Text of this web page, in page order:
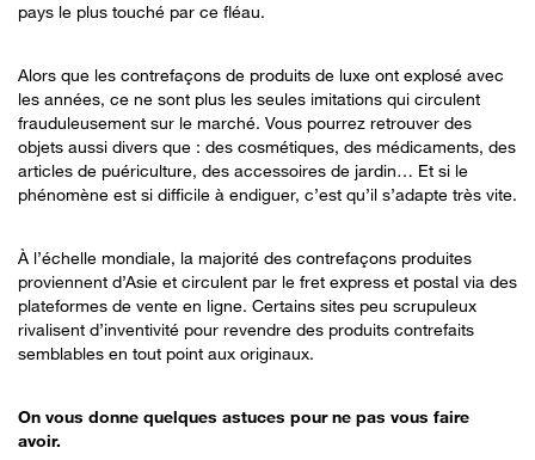
pays le plus touché par ce fléau.
Alors que les contrefaçons de produits de luxe ont explosé avec
les années, ce ne sont plus les seules imitations qui circulent
frauduleusement sur le marché. Vous pourrez retrouver des
objets aussi divers que : des cosmétiques, des médicaments, des
articles de puériculture, des accessoires de jardin… Et si le
phénomène est si difficile à endiguer, c’est qu’il s’adapte très vite.
À l’échelle mondiale, la majorité des contrefaçons produites
proviennent d’Asie et circulent par le fret express et postal via des
plateformes de vente en ligne. Certains sites peu scrupuleux
rivalisent d’inventivité pour revendre des produits contrefaits
semblables en tout point aux originaux.
On vous donne quelques astuces pour ne pas vous faire
avoir.